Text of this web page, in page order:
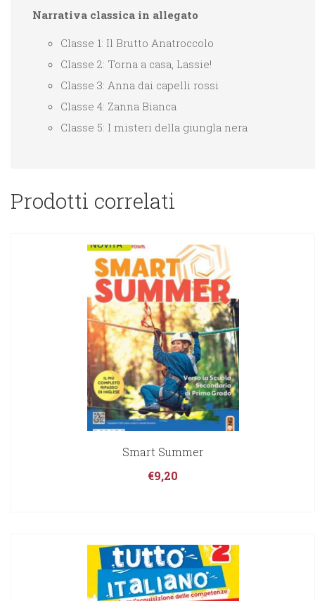
Narrativa classica in allegato
Classe 1: Il Brutto Anatroccolo
Classe 2: Torna a casa, Lassie!
Classe 3: Anna dai capelli rossi
Classe 4: Zanna Bianca
Classe 5: I misteri della giungla nera
Prodotti correlati
Smart Summer
€9,20